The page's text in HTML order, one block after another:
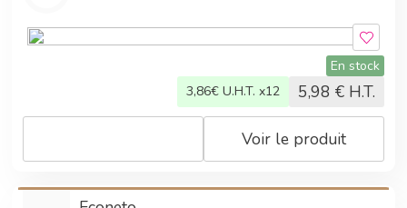
En stock
3,86€ U.H.T. x12 5,98 € H.T.
Voir le produit